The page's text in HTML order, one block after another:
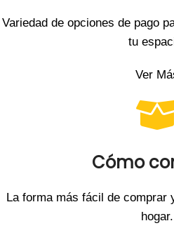
Variedad de opciones de pago
tu
Ver
Cómo
La forma más fácil de comprar
hogar.